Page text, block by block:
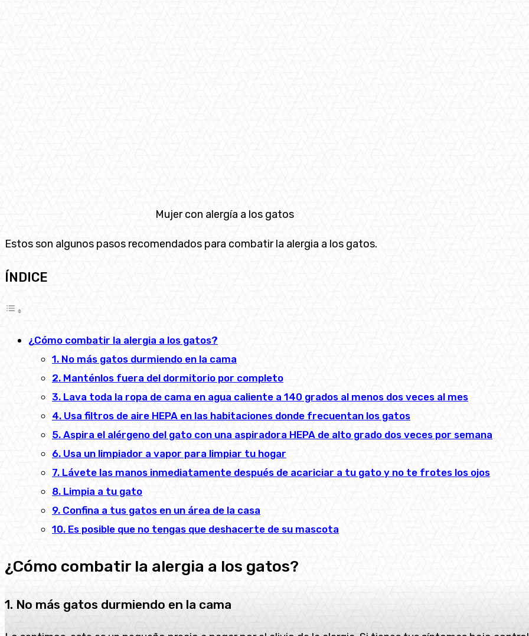
Mujer con alergía a los gatos
Estos son algunos pasos recomendados para combatir la alergia a los gatos.
ÍNDICE
¿Cómo combatir la alergia a los gatos?
1. No más gatos durmiendo en la cama
2. Manténlos fuera del dormitorio por completo
3. Lava toda la ropa de cama en agua caliente a 140 grados al menos dos veces al mes
4. Usa filtros de aire HEPA en las habitaciones donde frecuentan los gatos
5. Aspira el alérgeno del gato con una aspiradora HEPA de alto grado dos veces por semana
6. Usa un limpiador a vapor para limpiar tu hogar
7. Lávete las manos inmediatamente después de acariciar a tu gato y no te frotes los ojos
8. Limpia a tu gato
9. Confina a tus gatos en un área de la casa
10. Es posible que no tengas que deshacerte de su mascota
¿Cómo combatir la alergia a los gatos?
1. No más gatos durmiendo en la cama